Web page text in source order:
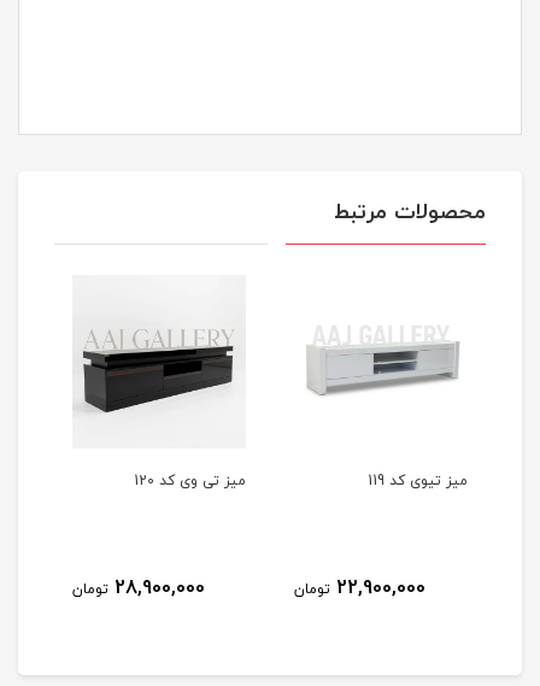
محصولات مرتبط
میز تیوی کد 119
22,900,000 تومان
میز تی وی کد 120
28,900,000 تومان